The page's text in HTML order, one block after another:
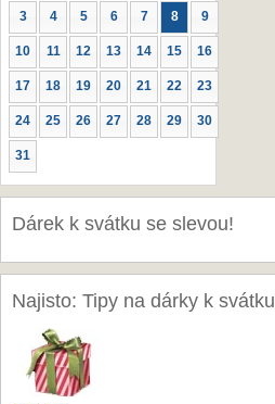
3 4 5 6 7 8 9
10 11 12 13 14 15 16
17 18 19 20 21 22 23
24 25 26 27 28 29 30
31
Dárek k svátku se slevou!
Najisto: Tipy na dárky k svátku